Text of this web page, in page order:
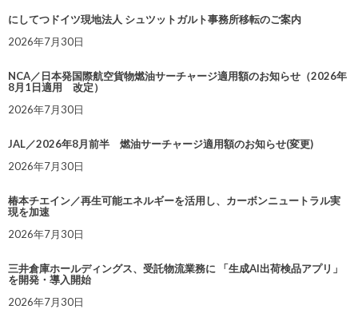
にしてつドイツ現地法人 シュツットガルト事務所移転のご案内
2026年7月30日
NCA／日本発国際航空貨物燃油サーチャージ適用額のお知らせ（2026年
8月1日適用 改定）
2026年7月30日
JAL／2026年8月前半 燃油サーチャージ適用額のお知らせ(変更)
2026年7月30日
椿本チエイン／再生可能エネルギーを活用し、カーボンニュートラル実
現を加速
2026年7月30日
三井倉庫ホールディングス、受託物流業務に 「生成AI出荷検品アプリ」
を開発・導入開始
2026年7月30日